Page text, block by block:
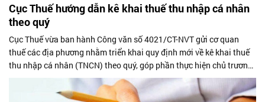
Cục Thuế hướng dẫn kê khai thuế thu nhập cá nhân
theo quý
Cục Thuế vừa ban hành Công văn số 4021/CT-NVT gửi cơ quan
thuế các địa phương nhằm triển khai quy định mới về kê khai thuế
thu nhập cá nhân (TNCN) theo quý, góp phần thực hiện chủ trương
cắt giảm, đơn giản hóa thủ tục hành chính của Chính phủ.